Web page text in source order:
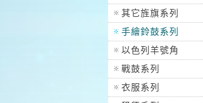
其它旌旗系列
手繪鈴鼓系列
以色列羊號角
戰鼓系列
衣服系列